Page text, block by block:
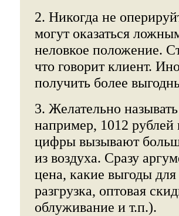
2. Никогда не
могут оказаться
неловкое положение.
что говорит клиент.
получить более
3. Желательно
например, 1012
цифры вызывают
из воздуха. Сразу
цена, какие выгоды для
разгрузка, оптовая
облуживание и т.п.).